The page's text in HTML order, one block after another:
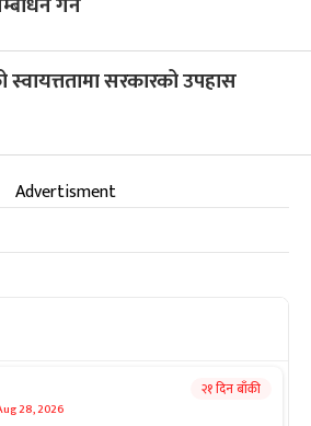
स्वायत्ततामा सरकारको उपहास
Advertisment
28, 2026
२१ दिन बाँकी